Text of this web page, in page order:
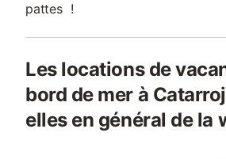
pattes !
Les locations de
bord de mer à
elles en général de la